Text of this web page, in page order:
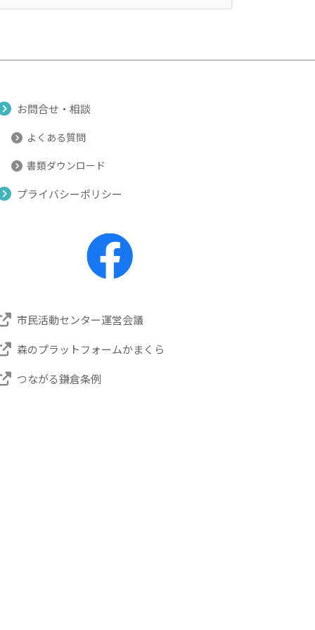
お問合せ・相談
よくある質問
書類ダウンロード
プライバシーポリシー
市民活動センター運営会議
森のプラットフォームかまくら
つながる鎌倉条例